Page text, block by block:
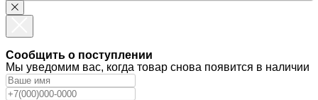
Сообщить о поступлении
Мы уведомим вас, когда товар снова появится в наличии